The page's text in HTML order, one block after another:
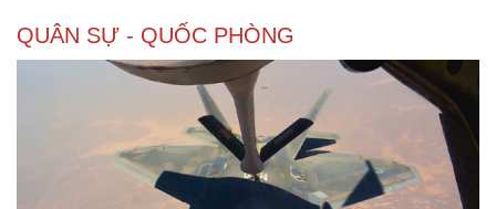
QUÂN SỰ - QUỐC PHÒNG